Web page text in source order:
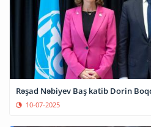
Rəşad Nəbiyev Baş katib Dorin
10-07-2025